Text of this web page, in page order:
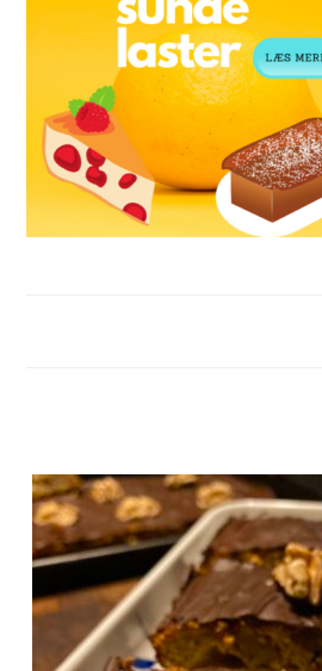
FOOTER